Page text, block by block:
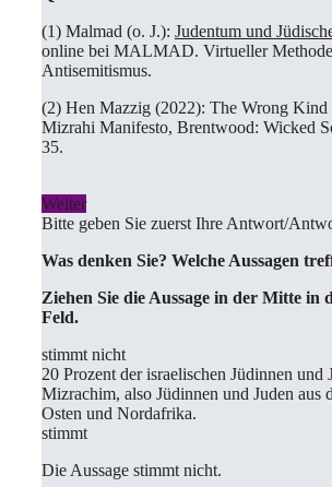
(1) Malmad (o. J.): Judentum und
online bei MALMAD. Virtueller
Antisemitismus.
(2) Hen Mazzig (2022): The Wrong Kind
Mizrahi Manifesto, Brentwood: Wicked
35.
Weiter
Bitte geben Sie zuerst Ihre Antwort/
Was denken Sie? Welche Aussagen
Ziehen Sie die Aussage in der Mitte in
Feld.
stimmt nicht
20 Prozent der israelischen Jüdinnen und
Mizrachim, also Jüdinnen und Juden aus
Osten und Nordafrika.
stimmt
Die Aussage stimmt nicht.